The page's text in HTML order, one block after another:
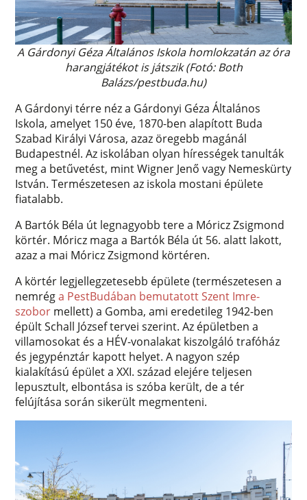
A Gárdonyi Géza Általános Iskola homlokzatán az óra
harangjátékot is játszik (Fotó: Both
Balázs/pestbuda.hu)
A Gárdonyi térre néz a Gárdonyi Géza Általános
Iskola, amelyet 150 éve, 1870-ben alapított Buda
Szabad Királyi Városa, azaz öregebb magánál
Budapestnél. Az iskolában olyan hírességek tanulták
meg a betűvetést, mint Wigner Jenő vagy Nemeskürty
István. Természetesen az iskola mostani épülete
fiatalabb.
A Bartók Béla út legnagyobb tere a Móricz Zsigmond
körtér. Móricz maga a Bartók Béla út 56. alatt lakott,
azaz a mai Móricz Zsigmond körtéren.
A körtér legjellegzetesebb épülete (természetesen a
nemréga PestBudában bemutatott Szent Imre-
szobor mellett) a Gomba, ami eredetileg 1942-ben
épült Schall József tervei szerint. Az épületben a
villamosokat és a HÉV-vonalakat kiszolgáló trafóház
és jegypénztár kapott helyet. A nagyon szép
kialakítású épület a XXI. század elejére teljesen
lepusztult, elbontása is szóba került, de a tér
felújítása során sikerült megmenteni.